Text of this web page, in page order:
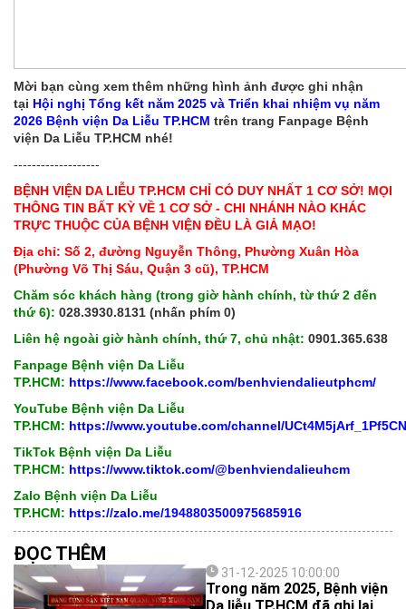
Mời bạn cùng xem thêm những hình ảnh được ghi nhận
tại Hội nghị Tổng kết năm 2025 và Triển khai nhiệm vụ năm
2026 Bệnh viện Da Liễu TP.HCM trên trang Fanpage Bệnh
viện Da Liễu TP.HCM nhé!
-------------------
BỆNH VIỆN DA LIỄU TP.HCM CHỈ CÓ DUY NHẤT 1 CƠ SỞ! MỌI
THÔNG TIN BẤT KỲ VỀ 1 CƠ SỞ - CHI NHÁNH NÀO KHÁC
TRỰC THUỘC CỦA BỆNH VIỆN ĐỀU LÀ GIẢ MẠO!
Địa chỉ: Số 2, đường Nguyễn Thông, Phường Xuân Hòa
(Phường Võ Thị Sáu, Quận 3 cũ), TP.HCM
Chăm sóc khách hàng (trong giờ hành chính, từ thứ 2 đến
thứ 6): 028.3930.8131 (nhấn phím 0)
Liên hệ ngoài giờ hành chính, thứ 7, chủ nhật: 0901.365.638
Fanpage Bệnh viện Da Liễu
TP.HCM: https://www.facebook.com/benhviendalieutphcm/
YouTube Bệnh viện Da Liễu
TP.HCM: https://www.youtube.com/channel/
TikTok Bệnh viện Da Liễu
TP.HCM: https://www.tiktok.com/@benhviendalieuhcm
Zalo Bệnh viện Da Liễu
TP.HCM: https://zalo.me/1948803500975685916
ĐỌC THÊM
31-12-2025 10:00:00
Trong năm 2025, Bệnh viện